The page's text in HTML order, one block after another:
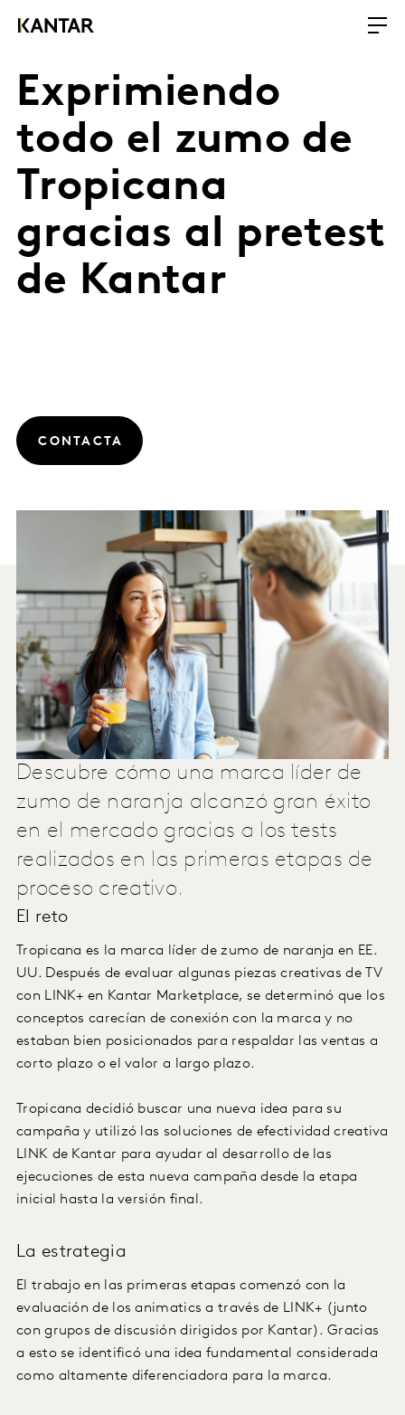
Exprimiendo
todo el zumo de
Tropicana
gracias al pretest
de Kantar
CONTACTA
Descubre cómo una marca líder de
zumo de naranja alcanzó gran éxito
en el mercado gracias a los tests
realizados en las primeras etapas de
proceso creativo.
El reto
Tropicana es la marca líder de zumo de naranja en EE.
UU. Después de evaluar algunas piezas creativas de TV
con LINK+ en Kantar Marketplace, se determinó que los
conceptos carecían de conexión con la marca y no
estaban bien posicionados para respaldar las ventas a
corto plazo o el valor a largo plazo.
Tropicana decidió buscar una nueva idea para su
campaña y utilizó las soluciones de efectividad creativa
LINK de Kantar para ayudar al desarrollo de las
ejecuciones de esta nueva campaña desde la etapa
inicial hasta la versión final.
La estrategia
El trabajo en las primeras etapas comenzó con la
evaluación de los animatics a través de LINK+ (junto
con grupos de discusión dirigidos por Kantar). Gracias
a esto se identificó una idea fundamental considerada
como altamente diferenciadora para la marca.